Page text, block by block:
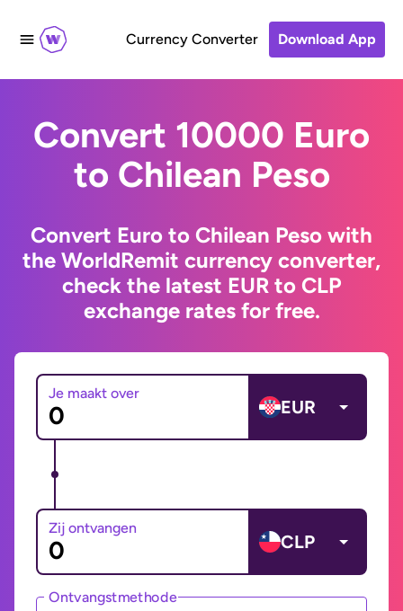
Currency Converter Download App
Convert 10000 Euro
to Chilean Peso
Convert Euro to Chilean Peso with
the WorldRemit currency converter,
check the latest EUR to CLP
exchange rates for free.
Je maakt over
EUR
Zij ontvangen
CLP
Ontvangstmethode